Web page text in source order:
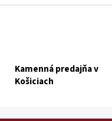
Kamenná predajňa v
Košiciach